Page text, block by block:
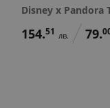
Disney x
154.51 лв. 79.